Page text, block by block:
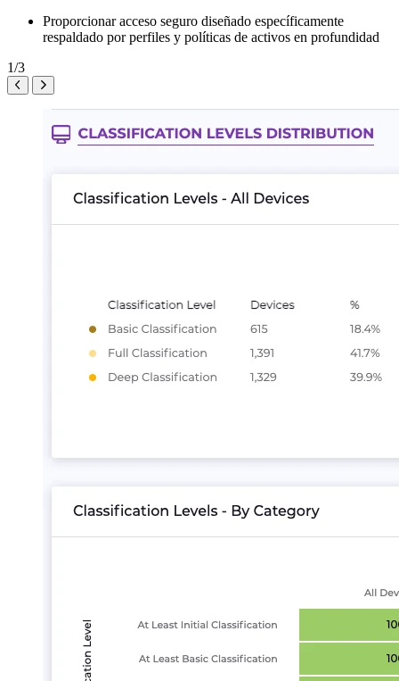
Proporcionar acceso seguro diseñado específicamente
respaldado por perfiles y políticas de activos en profundidad
1/3
AnteriorSiguiente